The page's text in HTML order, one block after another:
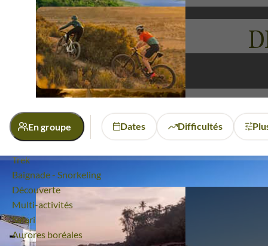
Quelle activité ?
Randonnée
Trek
Baignade - Snorkeling
Découverte
Multi-activités
Safari
Aurores boréales
Grenade
adaptée pour ceux qui cherchent à enrichir leur
En groupe Dates Difficultés
De 1 250 à 2 000 €
Confort